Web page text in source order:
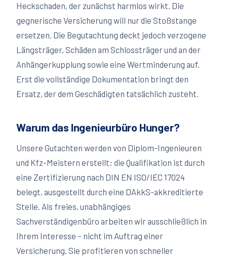
Heckschaden, der zunächst harmlos wirkt. Die
gegnerische Versicherung will nur die Stoßstange
ersetzen. Die Begutachtung deckt jedoch verzogene
Längsträger, Schäden am Schlossträger und an der
Anhängerkupplung sowie eine Wertminderung auf.
Erst die vollständige Dokumentation bringt den
Ersatz, der dem Geschädigten tatsächlich zusteht.
Warum das Ingenieurbüro Hunger?
Unsere Gutachten werden von Diplom-Ingenieuren
und Kfz-Meistern erstellt; die Qualifikation ist durch
eine Zertifizierung nach DIN EN ISO/IEC 17024
belegt, ausgestellt durch eine DAkkS-akkreditierte
Stelle. Als freies, unabhängiges
Sachverständigenbüro arbeiten wir ausschließlich in
Ihrem Interesse – nicht im Auftrag einer
Versicherung. Sie profitieren von schneller